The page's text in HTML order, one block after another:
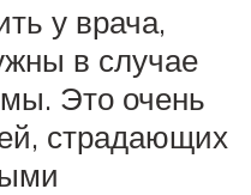
у врача,
в случае
Это очень
страдающих